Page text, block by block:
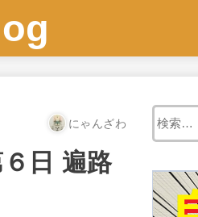
にゃんざわ
日 遍路